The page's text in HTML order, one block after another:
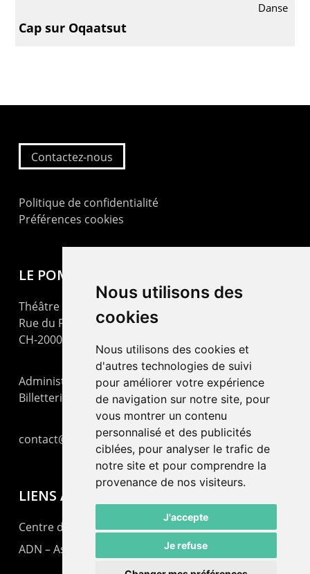
Nous utilisons des
cookies
Nous utilisons des cookies et
d'autres technologies de suivi
pour améliorer votre expérience
de navigation sur notre site, pour
vous montrer un contenu
personnalisé et des publicités
ciblées, pour analyser le trafic de
notre site et pour comprendre la
provenance de nos visiteurs.
J'accepte
Je refuse
Danse
Cap sur Oqaatsut
Contactez-nous
Politique de confidentialité
Préférences cookies
LE POMMIER
Théâtre – Centre Culturel Neuchâtelois
Rue du Pommier 9
CH-2000 Neuchâtel
Administration : +41 32 725 03 03
Billetterie : +41 32 725 05 05
contact@lepommier.ch
LIENS AMIS
Centre de culture ABC
ADN – Association Danse Neuchâtel